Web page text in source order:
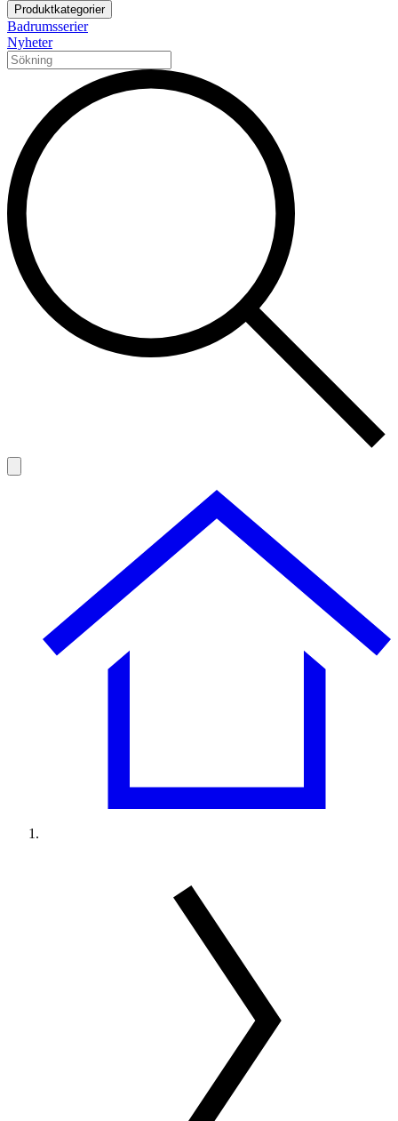
Produktkategorier
Badrumsserier
Nyheter